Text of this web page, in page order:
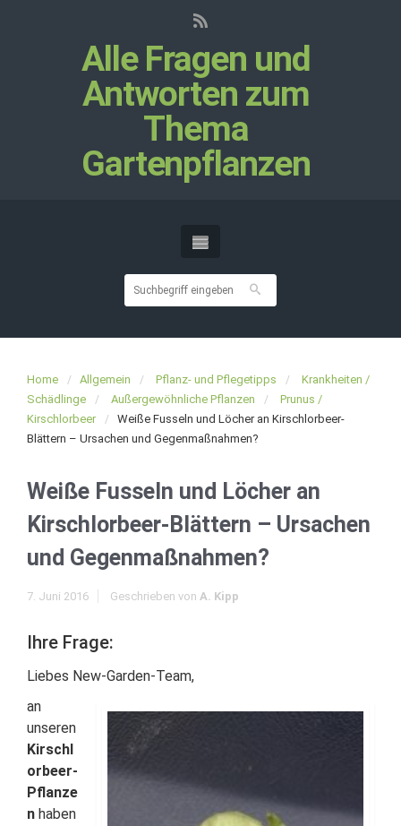
Alle Fragen und
Antworten zum
Thema
Gartenpflanzen
Home Allgemein Pflanz- und Pflegetipps
Krankheiten /
Schädlinge
Außergewöhnliche Pflanzen
Prunus /
Kirschlorbeer
Weiße Fusseln und Löcher an Kirschlorbeer-
Blättern – Ursachen und Gegenmaßnahmen?
Weiße Fusseln und Löcher an
Kirschlorbeer-Blättern – Ursachen
und Gegenmaßnahmen?
7. Juni 2016 Geschrieben von A. Kipp
Ihre Frage:
Liebes New-Garden-Team,
an
unseren
Kirschl
orbeer-
Pflanze
n haben